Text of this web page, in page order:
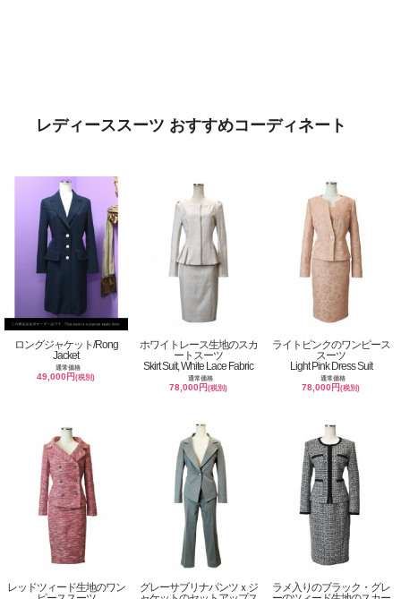
レディーススーツ おすすめコーディネート
ロングジャケット/Rong
Jacket
通常価格
49,000円(税別)
ホワイトレース生地のスカ
ートスーツ
Skirt Suit, White Lace Fabric
通常価格
78,000円(税別)
ライトピンクのワンピース
スーツ
Light Pink Dress Suit
通常価格
78,000円(税別)
レッドツィード生地のワン
グレーサブリナパンツｘジ
ラメ入りのブラック・グレ